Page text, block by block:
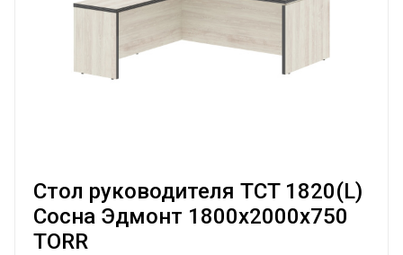
Стол руководителя TCT 1820(L)
Сосна Эдмонт 1800х2000х750
TORR